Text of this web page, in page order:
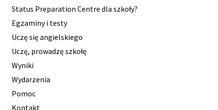
Status Preparation Centre dla szkoły?
Egzaminy i testy
Uczę się angielskiego
Uczę, prowadzę szkołę
Wyniki
Wydarzenia
Pomoc
Kontakt